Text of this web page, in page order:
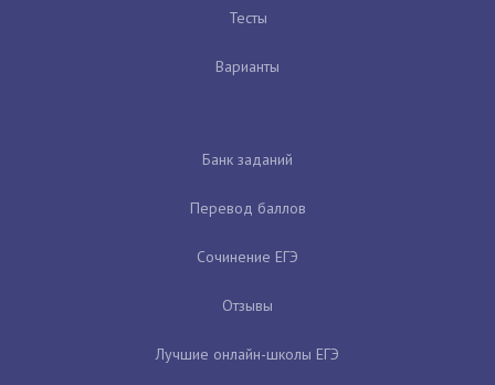
Тесты
Варианты
Банк заданий
Перевод баллов
Сочинение ЕГЭ
Отзывы
Лучшие онлайн-школы ЕГЭ